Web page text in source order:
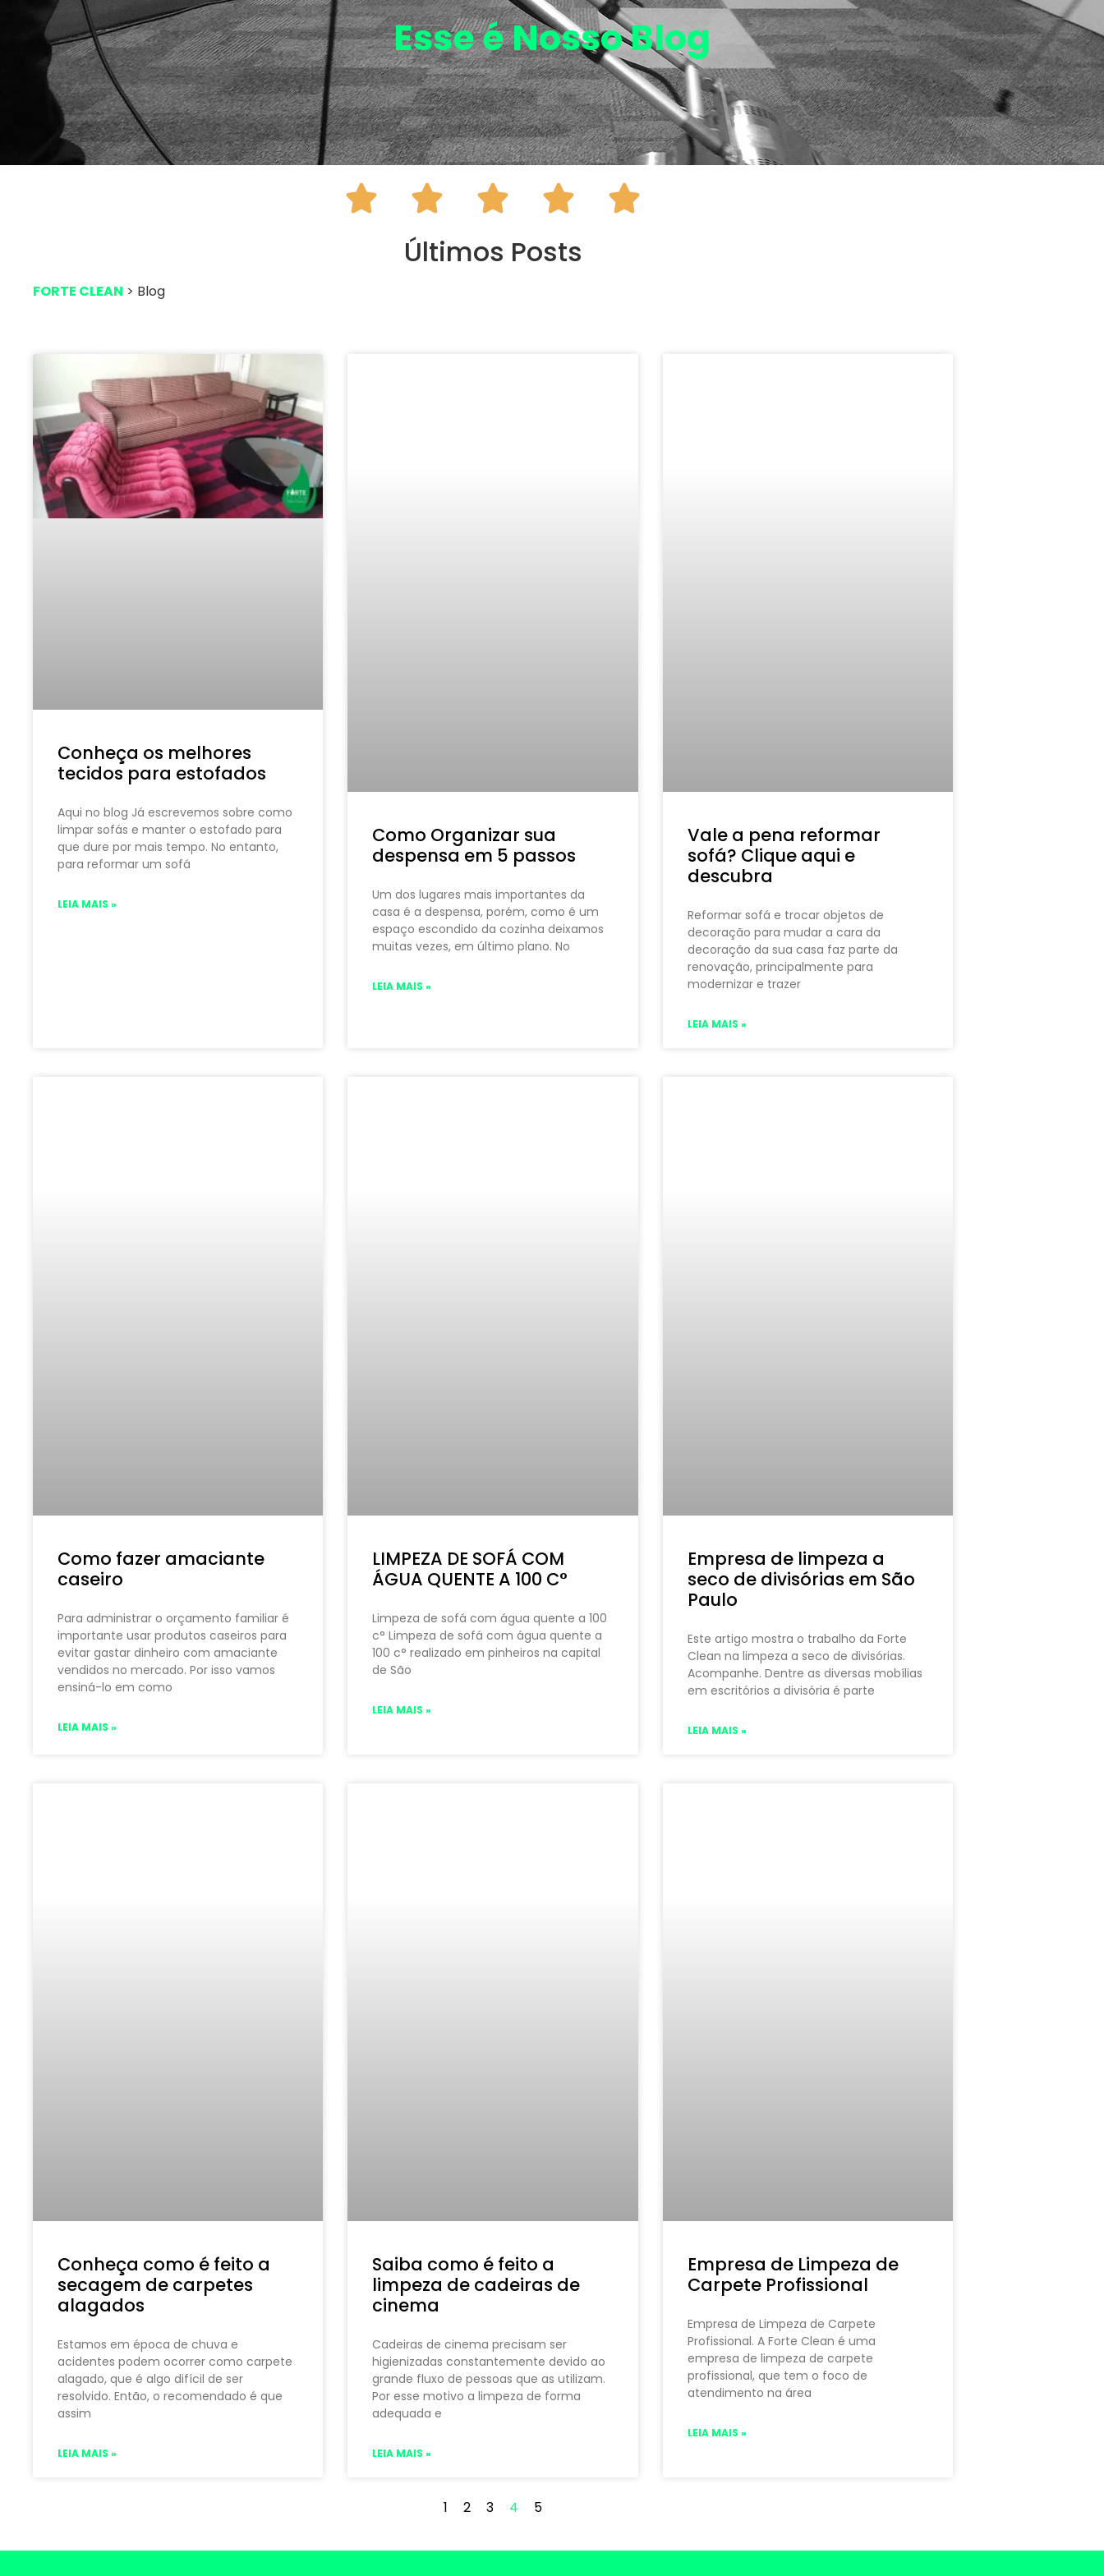
Esse é NossoBlog
    
Últimos Posts
FORTE CLEAN > Blog
Conheça os melhores
tecidos para estofados
Aqui no blog Já escrevemos sobre como
limpar sofás e manter o estofado para
que dure por mais tempo. No entanto,
para reformar um sofá
LEIA MAIS »
Como Organizar sua
despensa em 5 passos
Um dos lugares mais importantes da
casa é a despensa, porém, como é um
espaço escondido da cozinha deixamos
muitas vezes, em último plano. No
LEIA MAIS »
Vale a pena reformar
sofá? Clique aqui e
descubra
Reformar sofá e trocar objetos de
decoração para mudar a cara da
decoração da sua casa faz parte da
renovação, principalmente para
modernizar e trazer
LEIA MAIS »
Como fazer amaciante
caseiro
Para administrar o orçamento familiar é
importante usar produtos caseiros para
evitar gastar dinheiro com amaciante
vendidos no mercado. Por isso vamos
ensiná-lo em como
LEIA MAIS »
LIMPEZA DE SOFÁ COM
ÁGUA QUENTE A 100 C°
Limpeza de sofá com água quente a 100
c° Limpeza de sofá com água quente a
100 c° realizado em pinheiros na capital
de São
LEIA MAIS »
Empresa de limpeza a
seco de divisórias em São
Paulo
Este artigo mostra o trabalho da Forte
Clean na limpeza a seco de divisórias.
Acompanhe. Dentre as diversas mobílias
em escritórios a divisória é parte
LEIA MAIS »
Conheça como é feito a
secagem de carpetes
alagados
Estamos em época de chuva e
acidentes podem ocorrer como carpete
alagado, que é algo difícil de ser
resolvido. Então, o recomendado é que
assim
LEIA MAIS »
Saiba como é feito a
limpeza de cadeiras de
cinema
Cadeiras de cinema precisam ser
higienizadas constantemente devido ao
grande fluxo de pessoas que as utilizam.
Por esse motivo a limpeza de forma
adequada e
LEIA MAIS »
Empresa de Limpeza de
Carpete Profissional
Empresa de Limpeza de Carpete
Profissional. A Forte Clean é uma
empresa de limpeza de carpete
profissional, que tem o foco de
atendimento na área
LEIA MAIS »
1 2 3 4 5